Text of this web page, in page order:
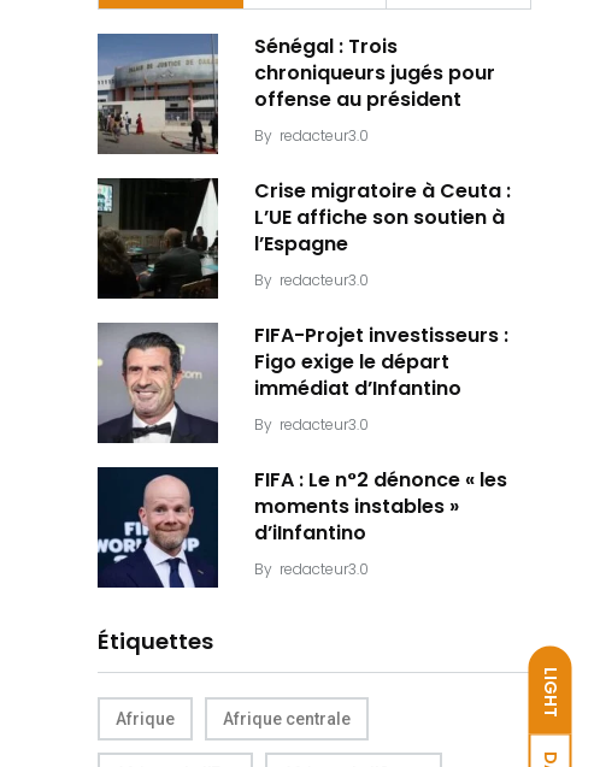
LIGHT
Sénégal : Trois
chroniqueurs jugés pour
offense au président
By redacteur3.0
Crise migratoire à Ceuta :
L’UE affiche son soutien à
l’Espagne
By redacteur3.0
FIFA-Projet investisseurs :
Figo exige le départ
immédiat d’Infantino
By redacteur3.0
FIFA : Le n°2 dénonce « les
moments instables »
d’iInfantino
By redacteur3.0
Étiquettes
Afrique Afrique centrale